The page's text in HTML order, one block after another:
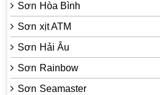
Sơn Hòa Bình
Sơn xịt ATM
Sơn Hải Âu
Sơn Rainbow
Sơn Seamaster